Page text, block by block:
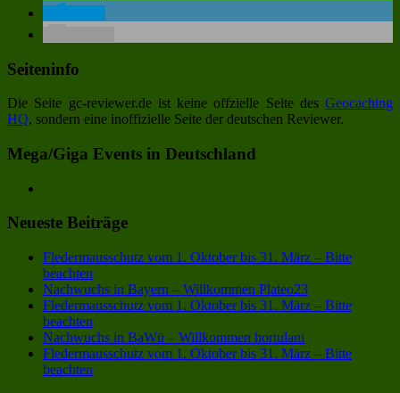
Seiteninfo
Die Seite gc-reviewer.de ist keine offzielle Seite des Geocaching
HQ, sondern eine inoffizielle Seite der deutschen Reviewer.
Mega/Giga Events in Deutschland
Neueste Beiträge
Fledermausschutz vom 1. Oktober bis 31. März – Bitte
beachten
Nachwuchs in Bayern – Willkommen Plateo23
Fledermausschutz vom 1. Oktober bis 31. März – Bitte
beachten
Nachwuchs in BaWü – Willkommen hortulani
Fledermausschutz vom 1. Oktober bis 31. März – Bitte
beachten